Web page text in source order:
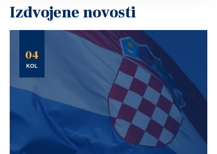
Izdvojene novosti
04
KOL